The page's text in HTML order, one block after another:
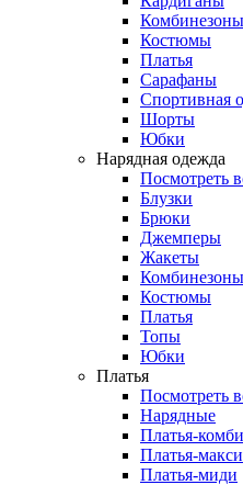
Комбинезоны
Костюмы
Платья
Сарафаны
Спортивная
Шорты
Юбки
Нарядная одежда
Посмотреть
Блузки
Брюки
Джемперы
Жакеты
Комбинезоны
Костюмы
Платья
Топы
Юбки
Платья
Посмотреть
Нарядные
Платья-
Платья-макси
Платья-миди